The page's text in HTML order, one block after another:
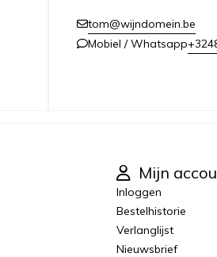
tom@wijndomein.be
Mobiel / Whatsapp
Mijn
Inloggen
Bestelhistorie
Verlanglijst
Nieuwsbrief